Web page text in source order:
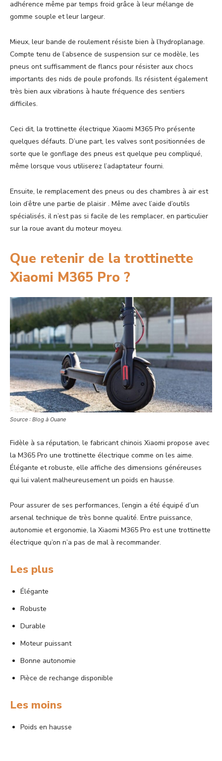
adhérence même par temps froid grâce à leur mélange de
gomme souple et leur largeur.
Mieux, leur bande de roulement résiste bien à l’hydroplanage.
Compte tenu de l’absence de suspension sur ce modèle, les
pneus ont suffisamment de flancs pour résister aux chocs
importants des nids de poule profonds. Ils résistent également
très bien aux vibrations à haute fréquence des sentiers
difficiles.
Ceci dit, la trottinette électrique Xiaomi M365 Pro présente
quelques défauts. D’une part, les valves sont positionnées de
sorte que le gonflage des pneus est quelque peu compliqué,
même lorsque vous utiliserez l’adaptateur fourni.
Ensuite, le remplacement des pneus ou des chambres à air est
loin d’être une partie de plaisir . Même avec l’aide d’outils
spécialisés, il n’est pas si facile de les remplacer, en particulier
sur la roue avant du moteur moyeu.
Que retenir de la trottinette
Xiaomi M365 Pro ?
Source : Blog à Ouane
Fidèle à sa réputation, le fabricant chinois Xiaomi propose avec
la M365 Pro une trottinette électrique comme on les aime.
Élégante et robuste, elle affiche des dimensions généreuses
qui lui valent malheureusement un poids en hausse.
Pour assurer de ses performances, l’engin a été équipé d’un
arsenal technique de très bonne qualité. Entre puissance,
autonomie et ergonomie, la Xiaomi M365 Pro est une trottinette
électrique qu’on n’a pas de mal à recommander.
Les plus
Élégante
Robuste
Durable
Moteur puissant
Bonne autonomie
Pièce de rechange disponible
Les moins
Poids en hausse